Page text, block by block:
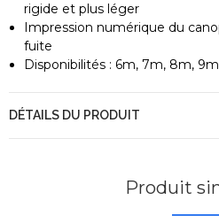
rigide et plus léger
Impression numérique du
fuite
Disponibilités : 6m, 7m, 8m,
DÉTAILS DU PRODUIT
Produit